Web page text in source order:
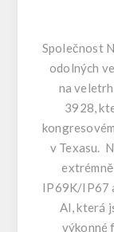
Společnost
odolných
na
3928,
v Texasu.
IP69K/IP67
AI, která
výkonné